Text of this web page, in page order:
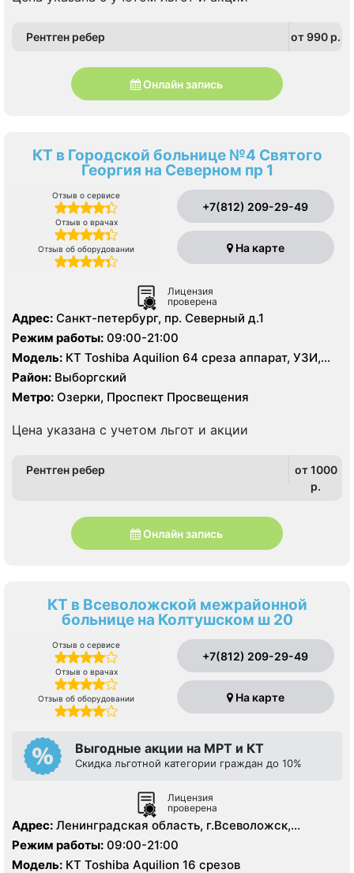
Рентген ребер от 990 p.
Онлайн запись
КТ в Городской больнице №4 Святого
Георгия на Северном пр 1
Отзыв о сервисе
Отзыв о врачах
Отзыв об оборудовании
+7(812) 209-29-49
На карте
Лицензия
проверена
Адрес: Санкт-петербург, пр. Северный д.1
Режим работы: 09:00-21:00
Модель: КТ Toshiba Aquilion 64 среза аппарат, УЗИ,
рентген
Район: Выборгский
Метро: Озерки, Проспект Просвещения
Цена указана с учетом льгот и акции
Рентген ребер
от 1000
p.
Онлайн запись
КТ в Всеволожской межрайонной
больнице на Колтушском ш 20
Отзыв о сервисе
Отзыв о врачах
Отзыв об оборудовании
+7(812) 209-29-49
На карте
Выгодные акции на МРТ и КТ
Скидка льготной категории граждан до 10%
Лицензия
проверена
Адрес: Ленинградская область, г.Всеволожск,
Колтушское шоссе, д. 20
Режим работы: 09:00-21:00
Модель: КТ Toshiba Aquilion 16 срезов